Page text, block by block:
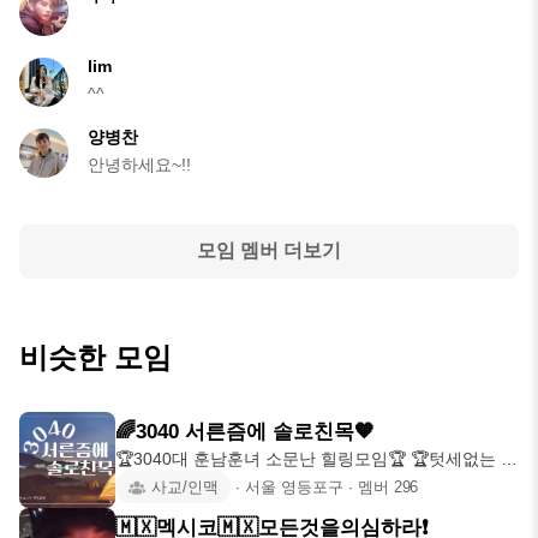
lim
^^
양병찬
안녕하세요~!!
모임 멤버 더보기
비슷한 모임
🌈3040 서른즘에 솔로친목🧡
🏆3040대 훈남훈녀 소문난 힐링모임🏆 🏆텃세없는 벙
개,술벙,와인,여행,
사교/인맥 ∙ 서울 영등포구 ∙ 멤버 296
🇲🇽멕시코🇲🇽모든것을의심하라❗